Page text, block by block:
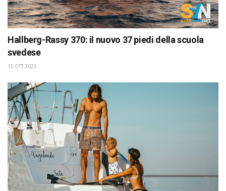
Hallberg-Rassy 370: il nuovo 37 piedi della scuola
svedese
15 OTT 2025